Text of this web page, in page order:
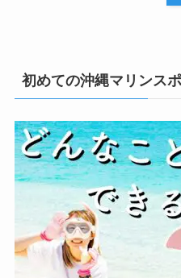
初めての沖縄マリンス